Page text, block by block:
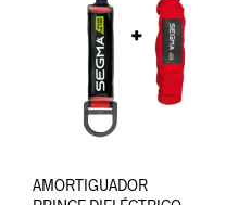
AMORTIGUADOR